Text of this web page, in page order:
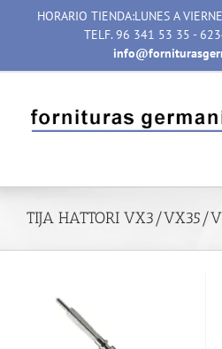
HORARIO TIENDA:LUNES A
TELF. 96 341 53 35 -
TIJA HATTORI VX3/VX35/